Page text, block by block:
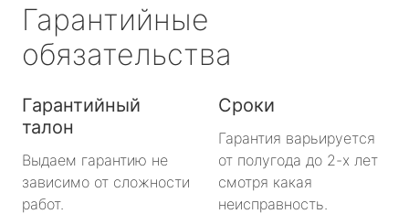
Гарантийные
обязательства
Гарантийный
талон
Выдаем гарантию не
зависимо от сложности
работ.
Сроки
Гарантия варьируется
от полугода до 2-х лет
смотря какая
неисправность.